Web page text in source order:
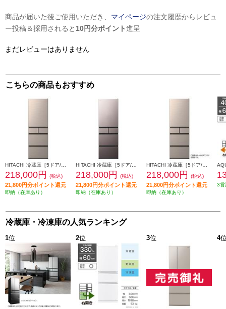
商品が届いた後ご使用いただき、 マイページの注文履歴からレビュ
ー投稿＆採用されると 10円分ポイント進呈
まだレビューはありません
こちらの商品もおすすめ
218,000円 (税込)
21,800円分ポイント還元
即納（在庫あり）
218,000円 (税込)
21,800円分ポイント還元
即納（在庫あり）
218,000円 (税込)
21,800円分ポイント還元
即納（在庫あり）
3営
冷蔵庫・冷凍庫の人気ランキング
1位 2位 3位 4